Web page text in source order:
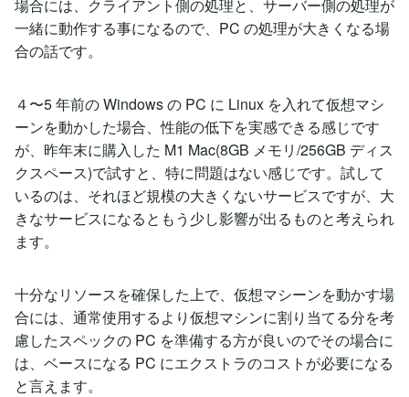
場合には、クライアント側の処理と、サーバー側の処理が
一緒に動作する事になるので、PC の処理が大きくなる場
合の話です。
４〜5 年前の Windows の PC に Linux を入れて仮想マシ
ーンを動かした場合、性能の低下を実感できる感じです
が、昨年末に購入した M1 Mac(8GB メモリ/256GB ディス
クスペース)で試すと、特に問題はない感じです。試して
いるのは、それほど規模の大きくないサービスですが、大
きなサービスになるともう少し影響が出るものと考えられ
ます。
十分なリソースを確保した上で、仮想マシーンを動かす場
合には、通常使用するより仮想マシンに割り当てる分を考
慮したスペックの PC を準備する方が良いのでその場合に
は、ベースになる PC にエクストラのコストが必要になる
と言えます。